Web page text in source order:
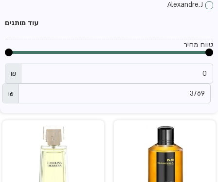
Alexandre.J
amouroud
antonio banderas
Aquolina
Arabian Oud
Ariana Grande
עוד מותגים
טווח מחיר
₪
₪